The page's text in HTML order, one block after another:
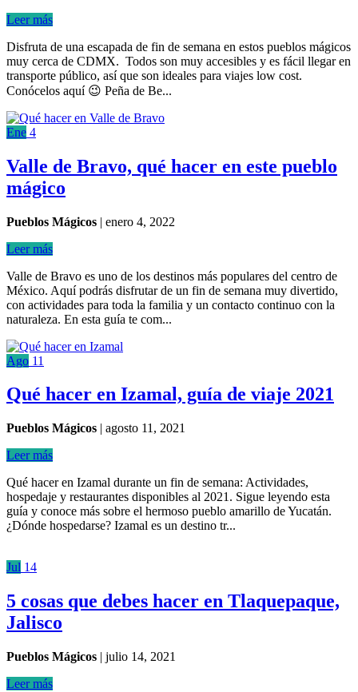
Leer más
Disfruta de una escapada de fin de semana en estos pueblos mágicos
muy cerca de CDMX. Todos son muy accesibles y es fácil llegar en
transporte público, así que son ideales para viajes low cost.
Conócelos aquí 😉 Peña de Be...
Ene 4
Valle de Bravo, qué hacer en este pueblo
mágico
Pueblos Mágicos | enero 4, 2022
Leer más
Valle de Bravo es uno de los destinos más populares del centro de
México. Aquí podrás disfrutar de un fin de semana muy divertido,
con actividades para toda la familia y un contacto continuo con la
naturaleza. En esta guía te com...
Ago 11
Qué hacer en Izamal, guía de viaje 2021
Pueblos Mágicos | agosto 11, 2021
Leer más
Qué hacer en Izamal durante un fin de semana: Actividades,
hospedaje y restaurantes disponibles al 2021. Sigue leyendo esta
guía y conoce más sobre el hermoso pueblo amarillo de Yucatán.
¿Dónde hospedarse? Izamal es un destino tr...
Jul 14
5 cosas que debes hacer en Tlaquepaque,
Jalisco
Pueblos Mágicos | julio 14, 2021
Leer más